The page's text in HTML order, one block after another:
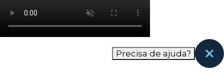
como os visitantes interagem com o site. Esses
cookies ajudam a fornecer informações sobre
as métricas do número de visitantes, taxa de
rejeição, origem do tráfego, etc.
Precisa de ajuda?